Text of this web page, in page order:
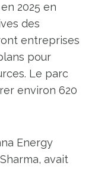
2025 en
des
entreprises
pour
Le parc
environ 620
Energy
avait